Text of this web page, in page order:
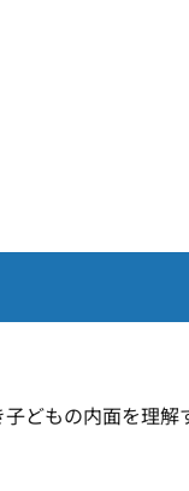
どもの内面を理解